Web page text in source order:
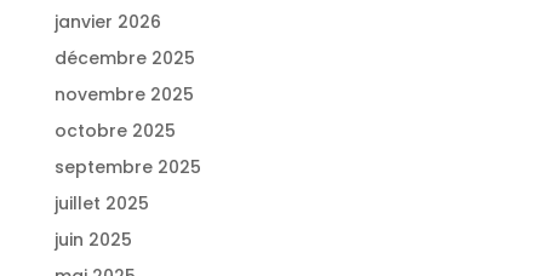
janvier 2026
décembre 2025
novembre 2025
octobre 2025
septembre 2025
juillet 2025
juin 2025